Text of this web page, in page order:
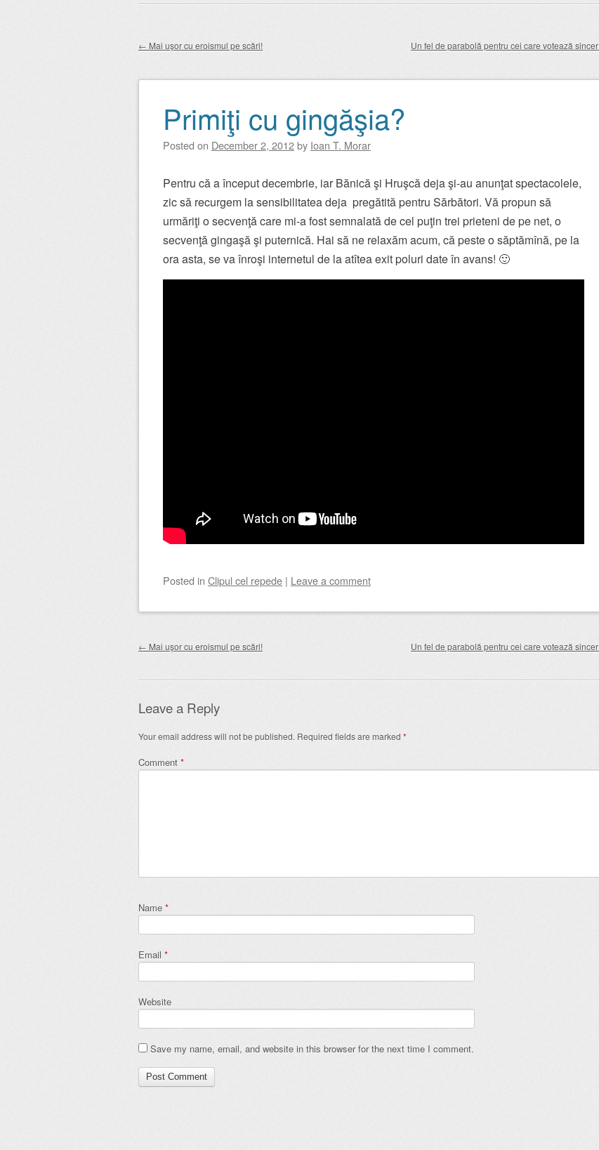
Post navigation
← Mai uşor cu eroismul pe scări! Un fel de parabolă pentru cei care votează sincer
Primiţi cu gingăşia?
Posted on December 2, 2012by Ioan T. Morar
Pentru că a început decembrie, iar Bănică şi Hruşcă deja şi-au anunţat spectacolele,
zic să recurgem la sensibilitatea deja pregătită pentru Sărbători. Vă propun să
urmăriţi o secvenţă care mi-a fost semnalată de cel puţin trei prieteni de pe net, o
secvenţă gingaşă şi puternică. Hai să ne relaxăm acum, că peste o săptămînă, pe la
ora asta, se va înroşi internetul de la atîtea exit poluri date în avans! 🙂
Posted in Clipul cel repede | Leave a comment
Post navigation
← Mai uşor cu eroismul pe scări! Un fel de parabolă pentru cei care votează sincer
Leave a Reply
Your email address will not be published. Required fields are marked *
Comment *
Name *
Email *
Website
Save my name, email, and website in this browser for the next time I comment.